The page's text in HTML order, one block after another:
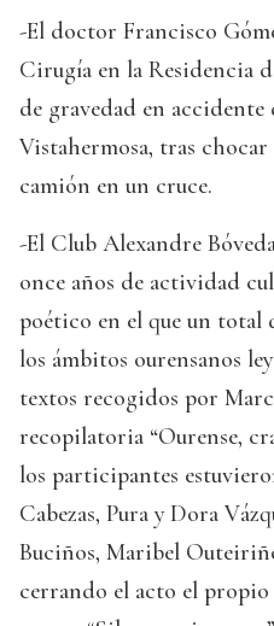
-El doctor Francisco
Cirugía en la Residencia
de gravedad en
Vistahermosa, tras
camión en un cruce.
-El Club Alexandre
once años de actividad
poético en el que un total
los ámbitos ourensanos
textos recogidos por
recopilatoria “Ourense,
los participantes
Cabezas, Pura y Dora
Buciños, Maribel
cerrando el acto el